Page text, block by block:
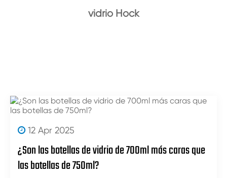
vidrio Hock
12 Apr 2025
¿Son las botellas de vidrio de 700ml más caras que
las botellas de 750ml?